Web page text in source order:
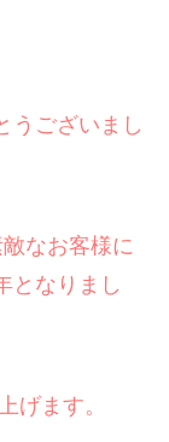
うございまし
なお客様に
となりまし
げます。